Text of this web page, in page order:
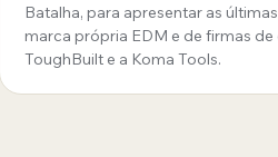
Batalha, para apresentar as
marca própria EDM e de firmas
ToughBuilt e a Koma Tools.